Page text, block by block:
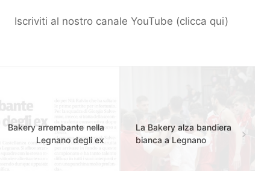
Iscriviti al nostro canale YouTube (clicca qui)
Bakery arrembante nella
Legnano degli ex
La Bakery alza bandiera
bianca a Legnano